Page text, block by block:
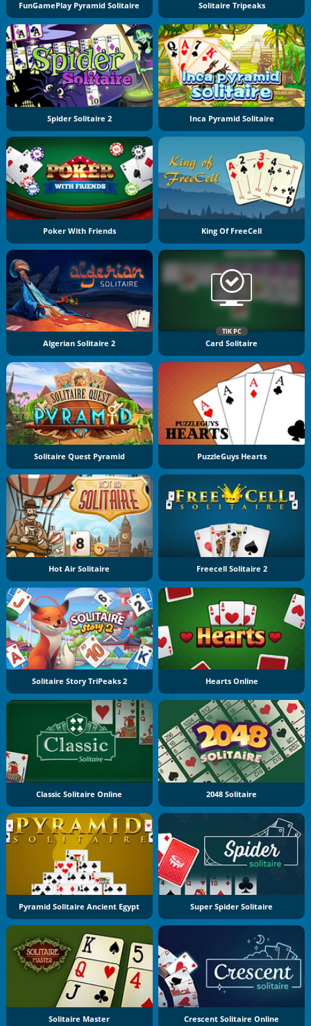
FunGamePlay Pyramid Solitaire Solitaire Tripeaks
Spider Solitaire 2 Inca Pyramid Solitaire
Poker With Friends King Of FreeCell
Algerian Solitaire 2
TIK PC
Card Solitaire
Solitaire Quest Pyramid PuzzleGuys Hearts
Hot Air Solitaire Freecell Solitaire 2
Solitaire Story TriPeaks 2 Hearts Online
Classic Solitaire Online 2048 Solitaire
Pyramid Solitaire Ancient Egypt Super Spider Solitaire
Solitaire Master Crescent Solitaire Online